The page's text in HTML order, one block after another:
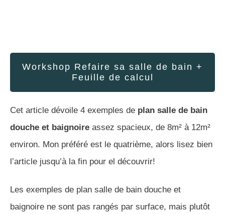
Workshop Refaire sa salle de bain +
Feuille de calcul
Cet article dévoile 4 exemples de plan salle de bain
douche et baignoire assez spacieux, de 8m² à 12m²
environ. Mon préféré est le quatrième, alors lisez bien
l’article jusqu’à la fin pour el découvrir!
Les exemples de plan salle de bain douche et
baignoire ne sont pas rangés par surface, mais plutôt